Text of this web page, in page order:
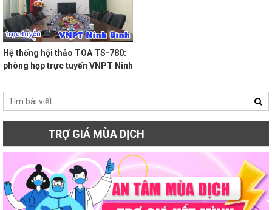
Hệ thống hội thảo TOA TS-780:
phòng họp trực tuyến VNPT Ninh
MÙA DỊCH